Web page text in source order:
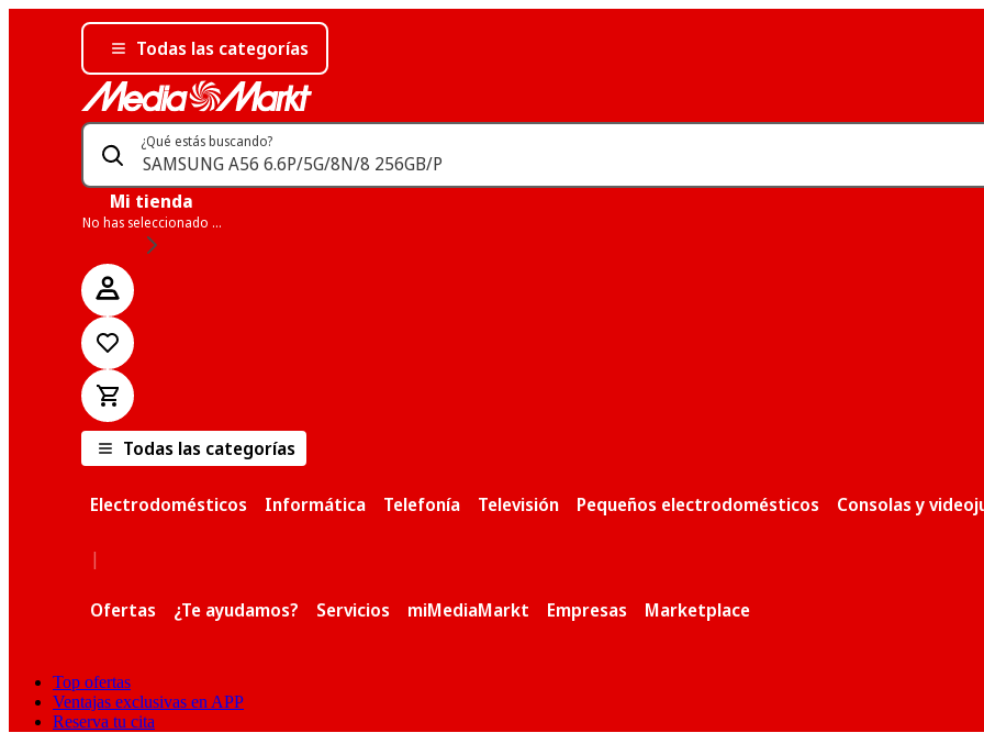
Todas las categorías
¿Qué estás buscando?
Mi tienda
No has seleccionado una tienda
Todas las categorías
Electrodomésticos Informática Telefonía Televisión Pequeños electrodomésticos Consolas y
|
Ofertas ¿Te ayudamos? Servicios miMediaMarkt Empresas Marketplace
Top ofertas
Ventajas exclusivas en APP
Reserva tu cita